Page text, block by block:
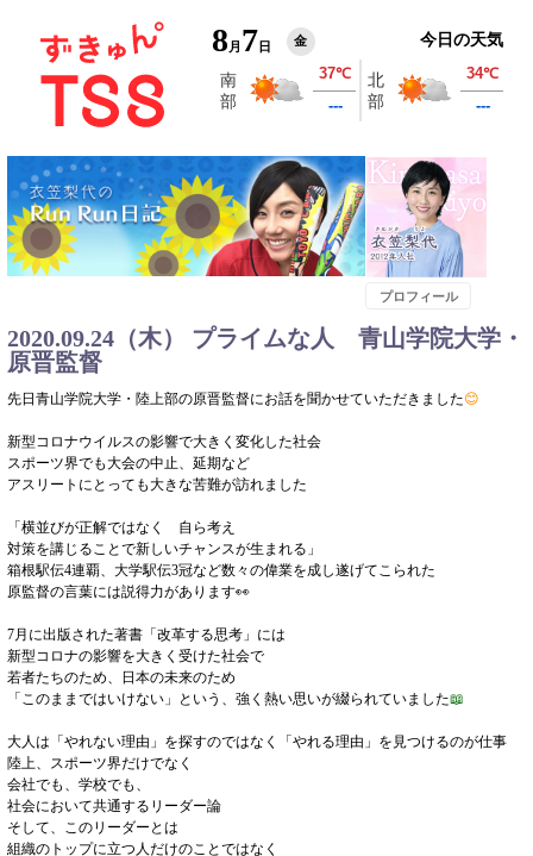
8 月 7 日 金 今日の天気
プロフィール
2020.09.24（木） プライムな人 青山学院大学・
原晋監督
先日青山学院大学・陸上部の原晋監督にお話を聞かせていただきました😊
新型コロナウイルスの影響で大きく変化した社会
スポーツ界でも大会の中止、延期など
アスリートにとっても大きな苦難が訪れました
「横並びが正解ではなく 自ら考え
対策を講じることで新しいチャンスが生まれる」
箱根駅伝4連覇、大学駅伝3冠など数々の偉業を成し遂げてこられた
原監督の言葉には説得力があります👀
7月に出版された著書「改革する思考」には
新型コロナの影響を大きく受けた社会で
若者たちのため、日本の未来のため
「このままではいけない」という、強く熱い思いが綴られていました📖
大人は「やれない理由」を探すのではなく「やれる理由」を見つけるのが仕事
陸上、スポーツ界だけでなく
会社でも、学校でも、
社会において共通するリーダー論
そして、このリーダーとは
組織のトップに立つ人だけのことではなく